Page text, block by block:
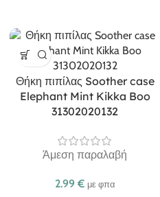
Θήκη πιπίλας Soother case
Elephant Mint Kikka Boo
31302020132
Άμεση παραλαβή
2.99 € με φπα